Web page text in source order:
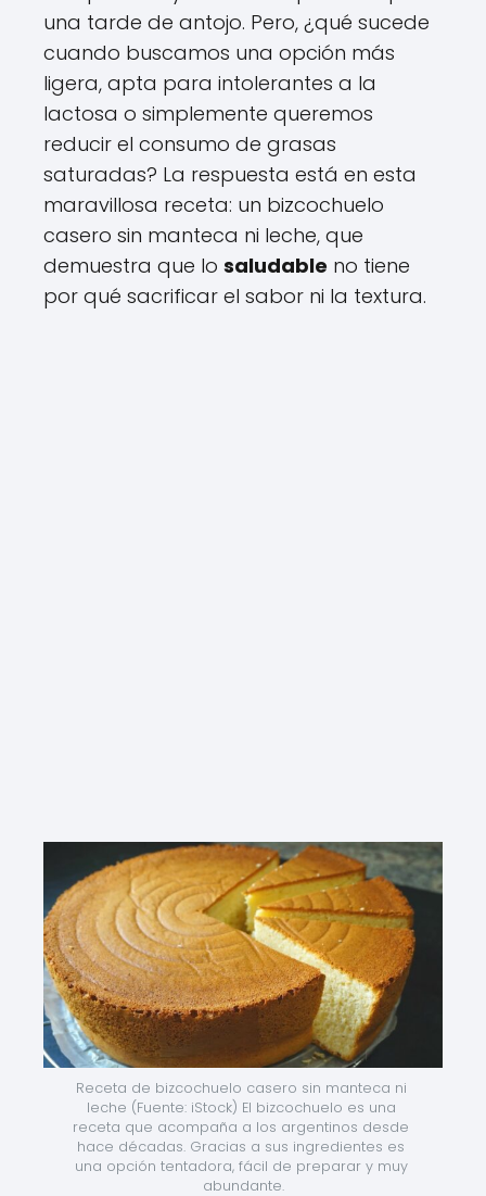
una tarde de antojo. Pero, ¿qué sucede
cuando buscamos una opción más
ligera, apta para intolerantes a la
lactosa o simplemente queremos
reducir el consumo de grasas
saturadas? La respuesta está en esta
maravillosa receta: un bizcochuelo
casero sin manteca ni leche, que
demuestra que lo saludable no tiene
por qué sacrificar el sabor ni la textura.
Receta de bizcochuelo casero sin manteca ni
leche (Fuente: iStock) El bizcochuelo es una
receta que acompaña a los argentinos desde
hace décadas. Gracias a sus ingredientes es
una opción tentadora, fácil de preparar y muy
abundante.